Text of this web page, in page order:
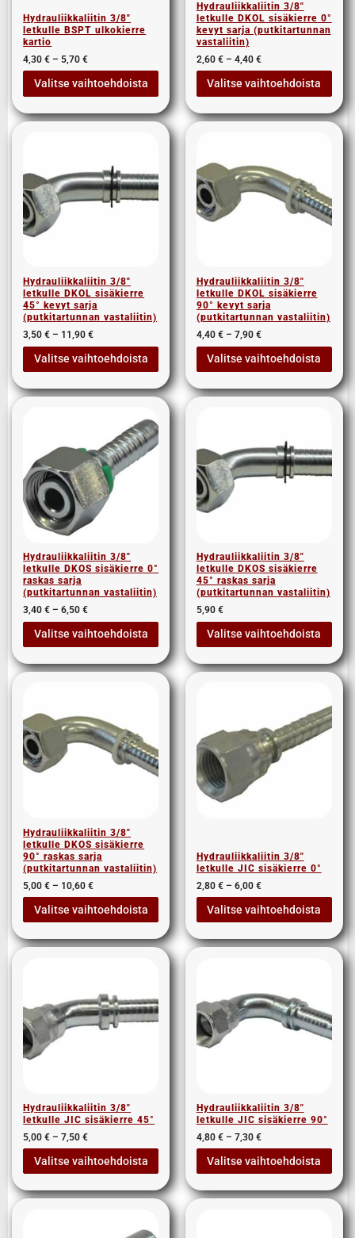
Hydrauliikkaliitin 3/8″
letkulle BSPT ulkokierre
kartio
4,30€ – 5,70€
Valitse vaihtoehdoista
Hydrauliikkaliitin 3/8″
letkulle DKOL sisäkierre 0°
kevyt sarja (putkitartunnan
vastaliitin)
2,60 € – 4,40 €
Valitse vaihtoehdoista
Hydrauliikkaliitin 3/8″
letkulle DKOL sisäkierre
45° kevyt sarja
(putkitartunnan vastaliitin)
3,50€ – 11,90€
Valitse vaihtoehdoista
Hydrauliikkaliitin 3/8″
letkulle DKOL sisäkierre
90° kevyt sarja
(putkitartunnan vastaliitin)
4,40 € – 7,90 €
Valitse vaihtoehdoista
Hydrauliikkaliitin 3/8″
letkulle DKOS sisäkierre 0°
raskas sarja
(putkitartunnan vastaliitin)
3,40€ – 6,50€
Valitse vaihtoehdoista
Hydrauliikkaliitin 3/8″
letkulle DKOS sisäkierre
45° raskas sarja
(putkitartunnan vastaliitin)
5,90 €
Valitse vaihtoehdoista
Hydrauliikkaliitin 3/8″
letkulle DKOS sisäkierre
90° raskas sarja
(putkitartunnan vastaliitin)
5,00€ – 10,60€
Valitse vaihtoehdoista
Hydrauliikkaliitin 3/8″
letkulle JIC sisäkierre 0°
2,80 € – 6,00 €
Valitse vaihtoehdoista
Hydrauliikkaliitin 3/8″
letkulle JIC sisäkierre 45°
5,00€ – 7,50€
Valitse vaihtoehdoista
Hydrauliikkaliitin 3/8″
letkulle JIC sisäkierre 90°
4,80 € – 7,30 €
Valitse vaihtoehdoista